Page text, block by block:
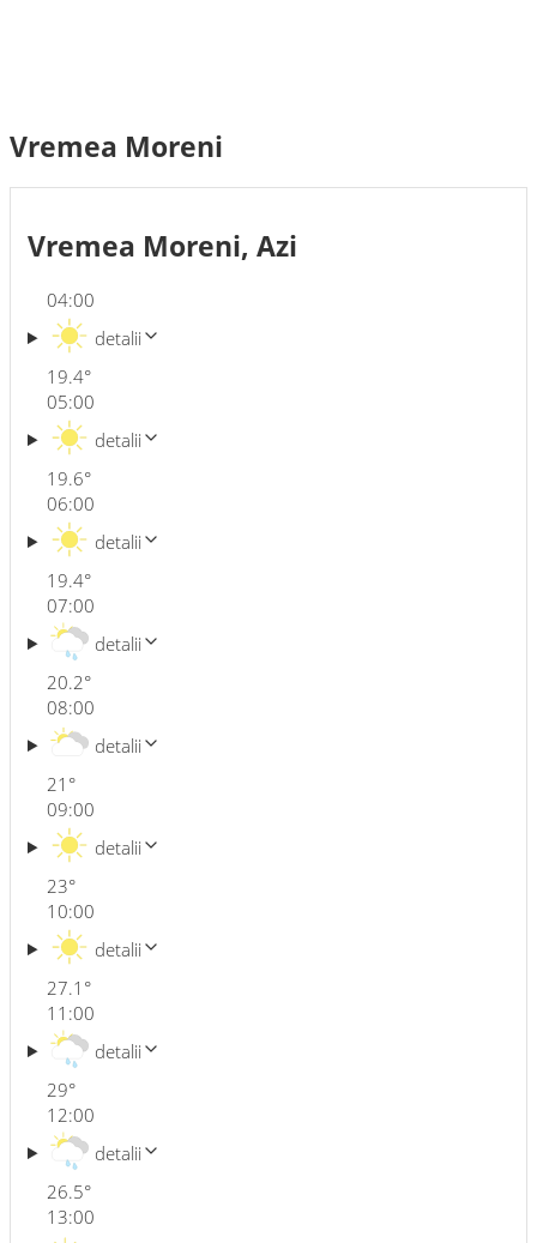
Vremea Moreni
Vremea Moreni, Azi
04:00
19.4°
detalii
05:00
19.6°
detalii
06:00
19.4°
detalii
07:00
20.2°
detalii
08:00
21 °
detalii
09:00
23°
detalii
10:00
27.1 °
detalii
11:00
29°
detalii
12:00
26.5°
detalii
13:00